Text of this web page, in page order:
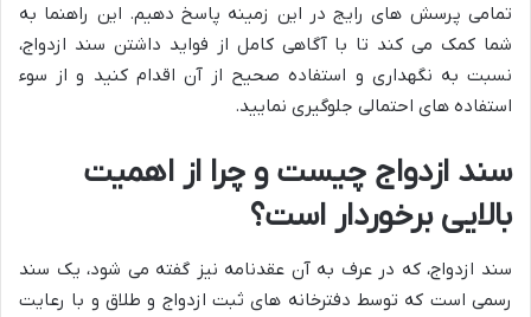
تمامی پرسش های رایج در این زمینه پاسخ دهیم. این راهنما به
شما کمک می کند تا با آگاهی کامل از فواید داشتن سند ازدواج،
نسبت به نگهداری و استفاده صحیح از آن اقدام کنید و از سوء
استفاده های احتمالی جلوگیری نمایید.
سند ازدواج چیست و چرا از اهمیت
بالایی برخوردار است؟
سند ازدواج، که در عرف به آن عقدنامه نیز گفته می شود، یک سند
رسمی است که توسط دفترخانه های ثبت ازدواج و طلاق و با رعایت